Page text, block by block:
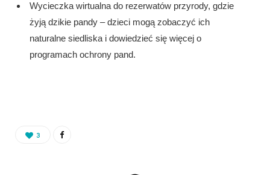
Wycieczka wirtualna do rezerwatów przyrody, gdzie
żyją dzikie pandy – dzieci mogą zobaczyć ich
naturalne siedliska i dowiedzieć się więcej o
programach ochrony pand.
3